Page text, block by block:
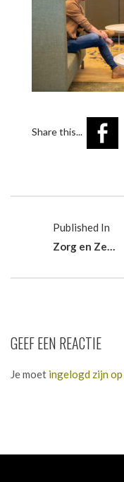
Share this...
Published In
Zorg en Zekerheid // Anders Werken in een gerenoveerd kantoor
GEEF EEN REACTIE
Je moet ingelogd zijn op